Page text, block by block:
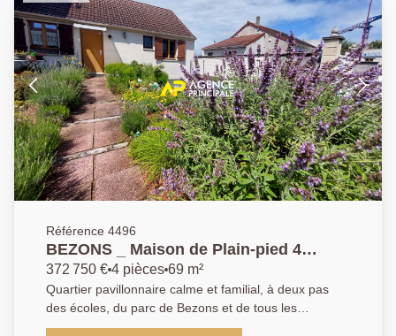
Référence 4496
BEZONS _ Maison de Plain-pied 4
pièces
372 750 € 4 pièces 69 m²
Quartier pavillonnaire calme et familial, à deux pas
des écoles, du parc de Bezons et de tous les
commerces et commodités, l' AGENCE PRINCIPALE